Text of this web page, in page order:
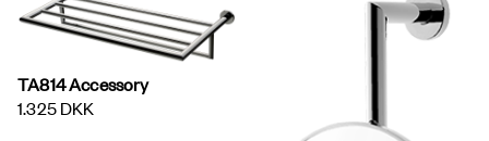
TA814 Accessory
1.325 DKK